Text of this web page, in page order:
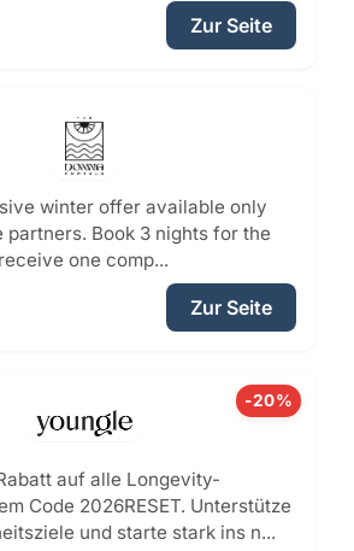
Zur Seite
winter offer available only
Book 3 nights for the
one comp...
Zur Seite
-20%
auf alle Longevity-
Code 2026RESET. Unterstütze
und starte stark ins n...